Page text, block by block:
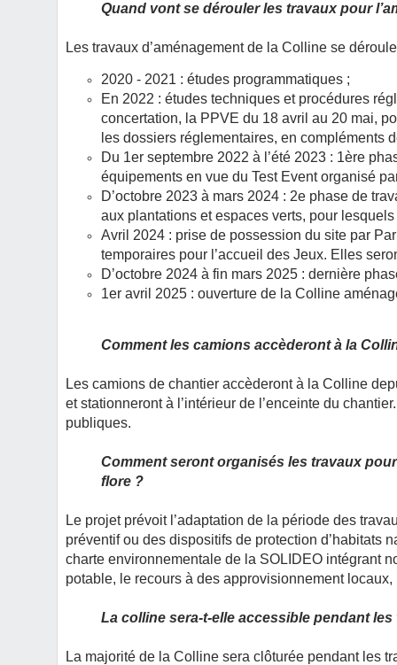
Quand vont se dérouler les travaux pour
Les travaux d’aménagement de la Colline se
2020 - 2021 : études programmatiques ;
En 2022 : études techniques et procédures
concertation, la PPVE du 18 avril au 20 mai,
les dossiers réglementaires, en compléments
Du 1er septembre 2022 à l’été 2023 : 1ère
équipements en vue du Test Event organisé
D’octobre 2023 à mars 2024 : 2e phase de
aux plantations et espaces verts, pour
Avril 2024 : prise de possession du site par
temporaires pour l’accueil des Jeux. Elles
D’octobre 2024 à fin mars 2025 : dernière
1er avril 2025 : ouverture de la Colline
Comment les camions accèderont à la
Les camions de chantier accèderont à la Colline
et stationneront à l’intérieur de l’enceinte du
publiques.
Comment seront organisés les travaux
flore ?
Le projet prévoit l’adaptation de la période des
préventif ou des dispositifs de protection d’habitats
charte environnementale de la SOLIDEO intégrant
potable, le recours à des approvisionnement
La colline sera-t-elle accessible pendant les
La majorité de la Colline sera clôturée pendant les